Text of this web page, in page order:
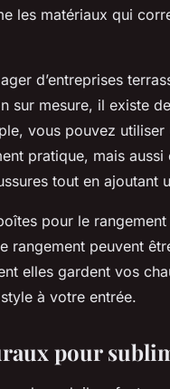
les matériaux qui
d’entreprises
sur mesure, il existe
vous pouvez
pratique, mais
tout en ajoutant
pour le
rangement peuvent
elles gardent vos
à votre entrée.
pour